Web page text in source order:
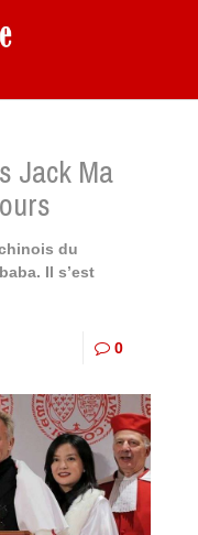
Jack Ma
du
Il s’est
0